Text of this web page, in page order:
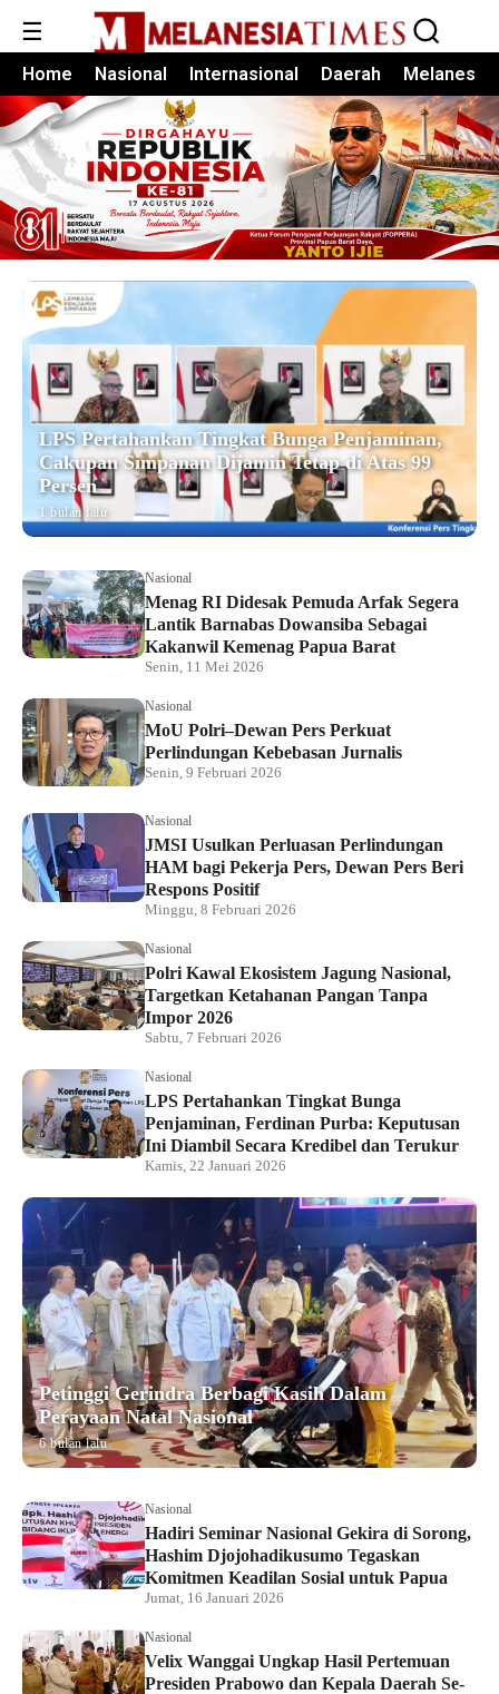
☰
Home Nasional Internasional Daerah Melanesia
LPS Pertahankan Tingkat Bunga Penjaminan,
Cakupan Simpanan Dijamin Tetap di Atas 99
Persen
1 bulan lalu
Nasional
Menag RI Didesak Pemuda Arfak Segera
Lantik Barnabas Dowansiba Sebagai
Kakanwil Kemenag Papua Barat
Senin, 11 Mei 2026
Nasional
MoU Polri–Dewan Pers Perkuat
Perlindungan Kebebasan Jurnalis
Senin, 9 Februari 2026
Nasional
JMSI Usulkan Perluasan Perlindungan
HAM bagi Pekerja Pers, Dewan Pers Beri
Respons Positif
Minggu, 8 Februari 2026
Nasional
Polri Kawal Ekosistem Jagung Nasional,
Targetkan Ketahanan Pangan Tanpa
Impor 2026
Sabtu, 7 Februari 2026
Nasional
LPS Pertahankan Tingkat Bunga
Penjaminan, Ferdinan Purba: Keputusan
Ini Diambil Secara Kredibel dan Terukur
Kamis, 22 Januari 2026
Petinggi Gerindra Berbagi Kasih Dalam
Perayaan Natal Nasional
6 bulan lalu
Nasional
Hadiri Seminar Nasional Gekira di Sorong,
Hashim Djojohadikusumo Tegaskan
Komitmen Keadilan Sosial untuk Papua
Jumat, 16 Januari 2026
Nasional
Velix Wanggai Ungkap Hasil Pertemuan
Presiden Prabowo dan Kepala Daerah Se-